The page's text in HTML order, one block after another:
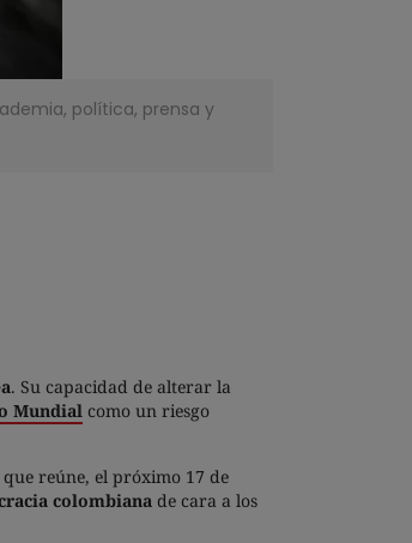
política, prensa y
. Su capacidad de alterar la
Mundial como un riesgo
reúne, el próximo 17 de
colombiana de cara a los